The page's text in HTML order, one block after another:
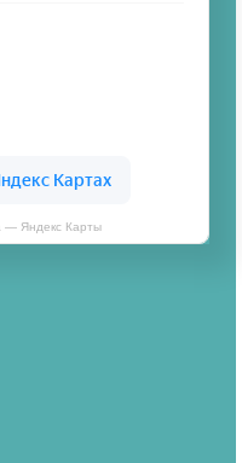
— Яндекс Карты